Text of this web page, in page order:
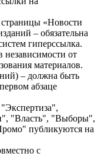
«Новости
– обязательна
гиперссылка.
от
материалов.
– должна быть
абзаце
"Власть", "Выборы",
публикуются на
с